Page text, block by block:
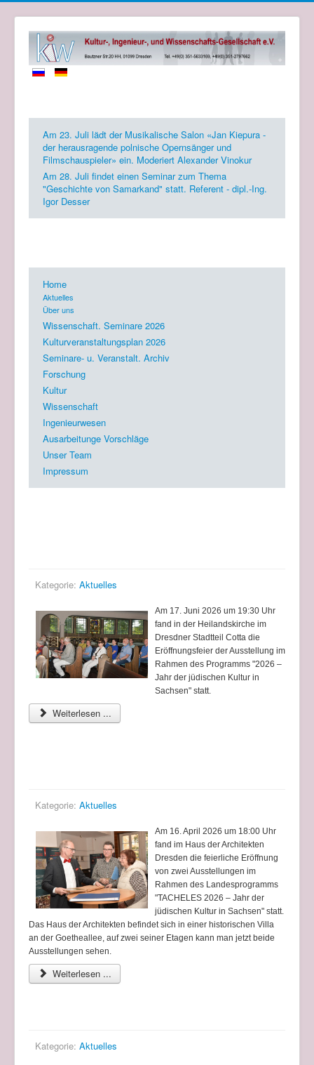
Am 23. Juli lädt der Musikalische Salon «Jan Kiepura -
der herausragende polnische Opernsänger und
Filmschauspieler» ein. Moderiert Alexander Vinokur
Am 28. Juli findet einen Seminar zum Thema
"Geschichte von Samarkand" statt. Referent - dipl.-Ing.
Igor Desser
Home
Aktuelles
Über uns
Wissenschaft. Seminare 2026
Kulturveranstaltungsplan 2026
Seminare- u. Veranstalt. Archiv
Forschung
Kultur
Wissenschaft
Ingenieurwesen
Ausarbeitunge Vorschläge
Unser Team
Impressum
Kategorie: Aktuelles
Am 17. Juni 2026 um 19:30 Uhr
fand in der Heilandskirche im
Dresdner Stadtteil Сotta die
Eröffnungsfeier der Ausstellung im
Rahmen des Programms "2026 –
Jahr der jüdischen Kultur in
Sachsen" statt.
Weiterlesen ...
Kategorie: Aktuelles
Am 16. April 2026 um 18:00 Uhr
fand im Haus der Architekten
Dresden die feierliche Eröffnung
von zwei Ausstellungen im
Rahmen des Landesprogramms
"TACHELES 2026 – Jahr der
jüdischen Kultur in Sachsen" statt.
Das Haus der Architekten befindet sich in einer historischen Villa
an der Goetheallee, auf zwei seiner Etagen kann man jetzt beide
Ausstellungen sehen.
Weiterlesen ...
Kategorie: Aktuelles